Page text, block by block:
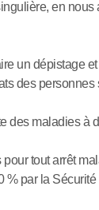
en
un dépistage
des
des maladies à
tout arrêt
par la